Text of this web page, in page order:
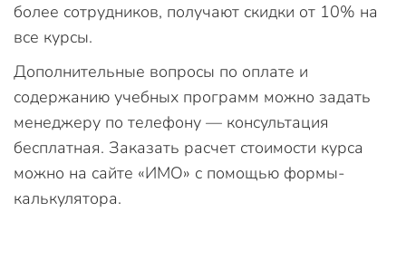
более сотрудников, получают скидки от 10% на
все курсы.
Дополнительные вопросы по оплате и
содержанию учебных программ можно задать
менеджеру по телефону — консультация
бесплатная. Заказать расчет стоимости курса
можно на сайте «ИМО» с помощью формы-
калькулятора.